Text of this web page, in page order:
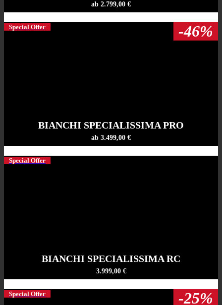
ab 2.799,00 €
Special Offer -46%
BIANCHI SPECIALISSIMA PRO
ab 3.499,00 €
Special Offer
BIANCHI SPECIALISSIMA RC
3.999,00 €
Special Offer -25%